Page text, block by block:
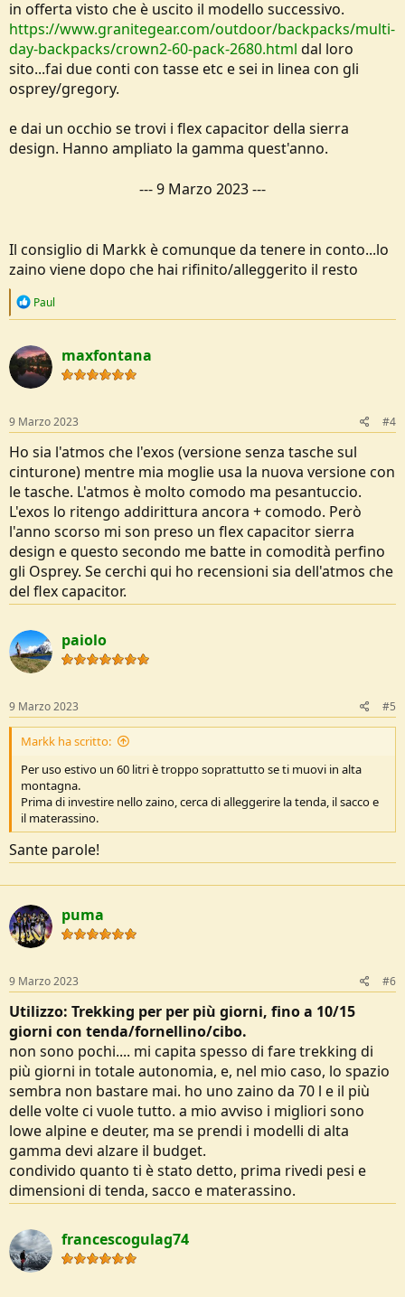
in offerta visto che è uscito il modello successivo.
https://www.granitegear.com/outdoor/backpacks/multi-
day-backpacks/crown2-60-pack-2680.html dal loro
sito...fai due conti con tasse etc e sei in linea con gli
osprey/gregory.
e dai un occhio se trovi i flex capacitor della sierra
design. Hanno ampliato la gamma quest'anno.
---9 Marzo 2023---
Il consiglio di Markk è comunque da tenere in conto...lo
zaino viene dopo che hai rifinito/alleggerito il resto
R
c
t
i
o
s
:
Paul
maxfontana
9 Marzo 2023 #4
Ho sia l'atmos che l'exos (versione senza tasche sul
cinturone) mentre mia moglie usa la nuova versione con
le tasche. L'atmos è molto comodo ma pesantuccio.
L'exos lo ritengo addirittura ancora + comodo. Però
l'anno scorso mi son preso un flex capacitor sierra
design e questo secondo me batte in comodità perfino
gli Osprey. Se cerchi qui ho recensioni sia dell'atmos che
del flex capacitor.
paiolo
9 Marzo 2023 #5
Markk ha scritto:
Per uso estivo un 60 litri è troppo soprattutto se ti muovi in alta
montagna.
Prima di investire nello zaino, cerca di alleggerire la tenda, il sacco e
il materassino.
Sante parole!
puma
9 Marzo 2023 #6
Utilizzo: Trekking per per più giorni, fino a 10/15
giorni con tenda/fornellino/cibo.
non sono pochi.... mi capita spesso di fare trekking di
più giorni in totale autonomia, e, nel mio caso, lo spazio
sembra non bastare mai. ho uno zaino da 70 l e il più
delle volte ci vuole tutto. a mio avviso i migliori sono
lowe alpine e deuter, ma se prendi i modelli di alta
gamma devi alzare il budget.
condivido quanto ti è stato detto, prima rivedi pesi e
dimensioni di tenda, sacco e materassino.
francescogulag74